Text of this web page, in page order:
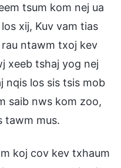
tsum kom nej ua
xij, Kuv vam tias
ntawm txoj kev
xeeb tshaj yog nej
nqis los sis tsis mob
saib nws kom zoo,
tawm mus.
koj cov kev txhaum